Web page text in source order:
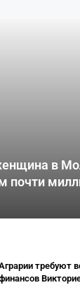
в
почти
требуют